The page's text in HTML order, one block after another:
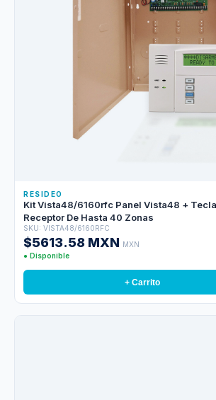
RESIDEO
Kit Vista48/6160rfc Panel Vista48 +
Receptor De Hasta 40 Zonas
SKU: VISTA48/6160RFC
$5613.58 MXN MXN
● Disponible
+ Carrito